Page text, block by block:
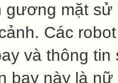
gương mặt
Các
và thông
bay này là